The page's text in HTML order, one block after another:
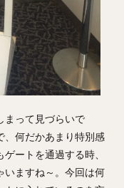
まって見づらいで
、何だかあまり特別感
ートを通過する時、
いますね～。今回は何